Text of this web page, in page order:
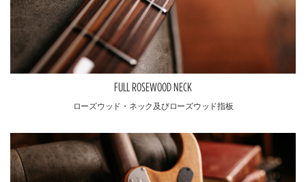
FULL ROSEWOOD NECK
ローズウッド・ネック及びローズウッド指板